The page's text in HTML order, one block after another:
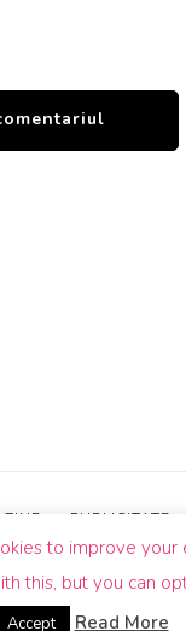
Pin | Dezvoltată
.Propulsată de
PUBLICITATE
to improve
this, but you can
Accept Read More